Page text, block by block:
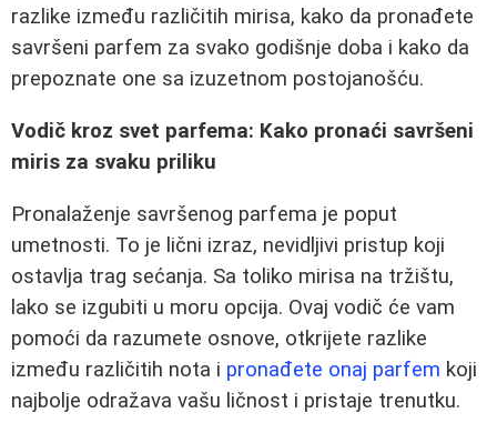
razlike između različitih mirisa, kako da pronađete
savršeni parfem za svako godišnje doba i kako da
prepoznate one sa izuzetnom postojanošću.
Vodič kroz svet parfema: Kako pronaći savršeni
miris za svaku priliku
Pronalaženje savršenog parfema je poput
umetnosti. To je lični izraz, nevidljivi pristup koji
ostavlja trag sećanja. Sa toliko mirisa na tržištu,
lako se izgubiti u moru opcija. Ovaj vodič će vam
pomoći da razumete osnove, otkrijete razlike
između različitih nota i pronađete onaj parfem koji
najbolje odražava vašu ličnost i pristaje trenutku.